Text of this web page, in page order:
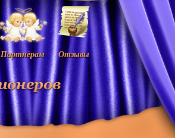
Партнёрам Отзывы